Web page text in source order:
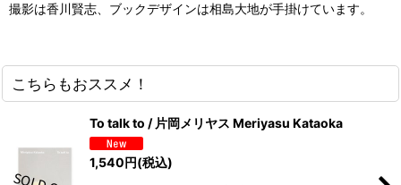
撮影は香川賢志、ブックデザインは相島大地が手掛けています。
こちらもおススメ！
To talk to / 片岡メリヤス Meriyasu Kataoka
1,540円(税込)